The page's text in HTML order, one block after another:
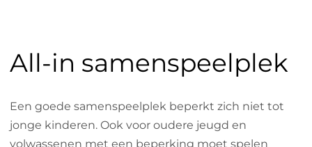
All-in samenspeelplek
Een goede samenspeelplek beperkt zich niet tot
jonge kinderen. Ook voor oudere jeugd en
volwassenen met een beperking moet spelen